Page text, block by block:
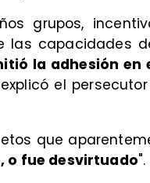
grupos,
las capacidades
la adhesión en
el
que
o fue desvirtuado".